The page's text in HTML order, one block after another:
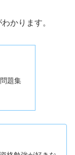
かります。
題集